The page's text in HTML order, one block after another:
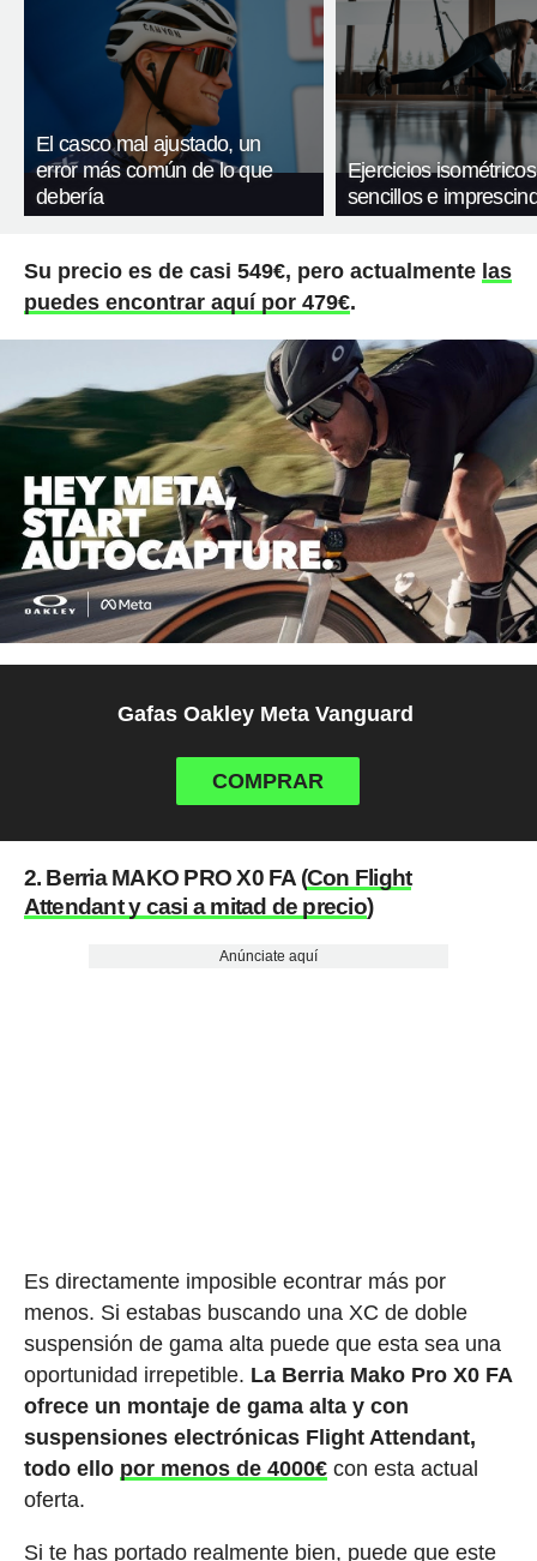
El casco mal ajustado, un
error más común de lo que
debería
Ejercicios
sencillos e
Su precio es de casi 549€, pero actualmente las
puedes encontrar aquí por 479€.
Gafas Oakley Meta Vanguard
COMPRAR
2. Berria MAKO PRO X0 FA (Con Flight
Attendant y casi a mitad de precio)
Anúnciate aquí
Es directamente imposible econtrar más por
menos. Si estabas buscando una XC de doble
suspensión de gama alta puede que esta sea una
oportunidad irrepetible. La Berria Mako Pro X0 FA
ofrece un montaje de gama alta y con
suspensiones electrónicas Flight Attendant,
todo ello por menos de 4000€ con esta actual
oferta.
Si te has portado realmente bien, puede que este